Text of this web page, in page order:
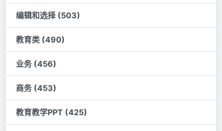
编辑和选择 (503)
教育类 (490)
业务 (456)
商务 (453)
教育教学PPT (425)